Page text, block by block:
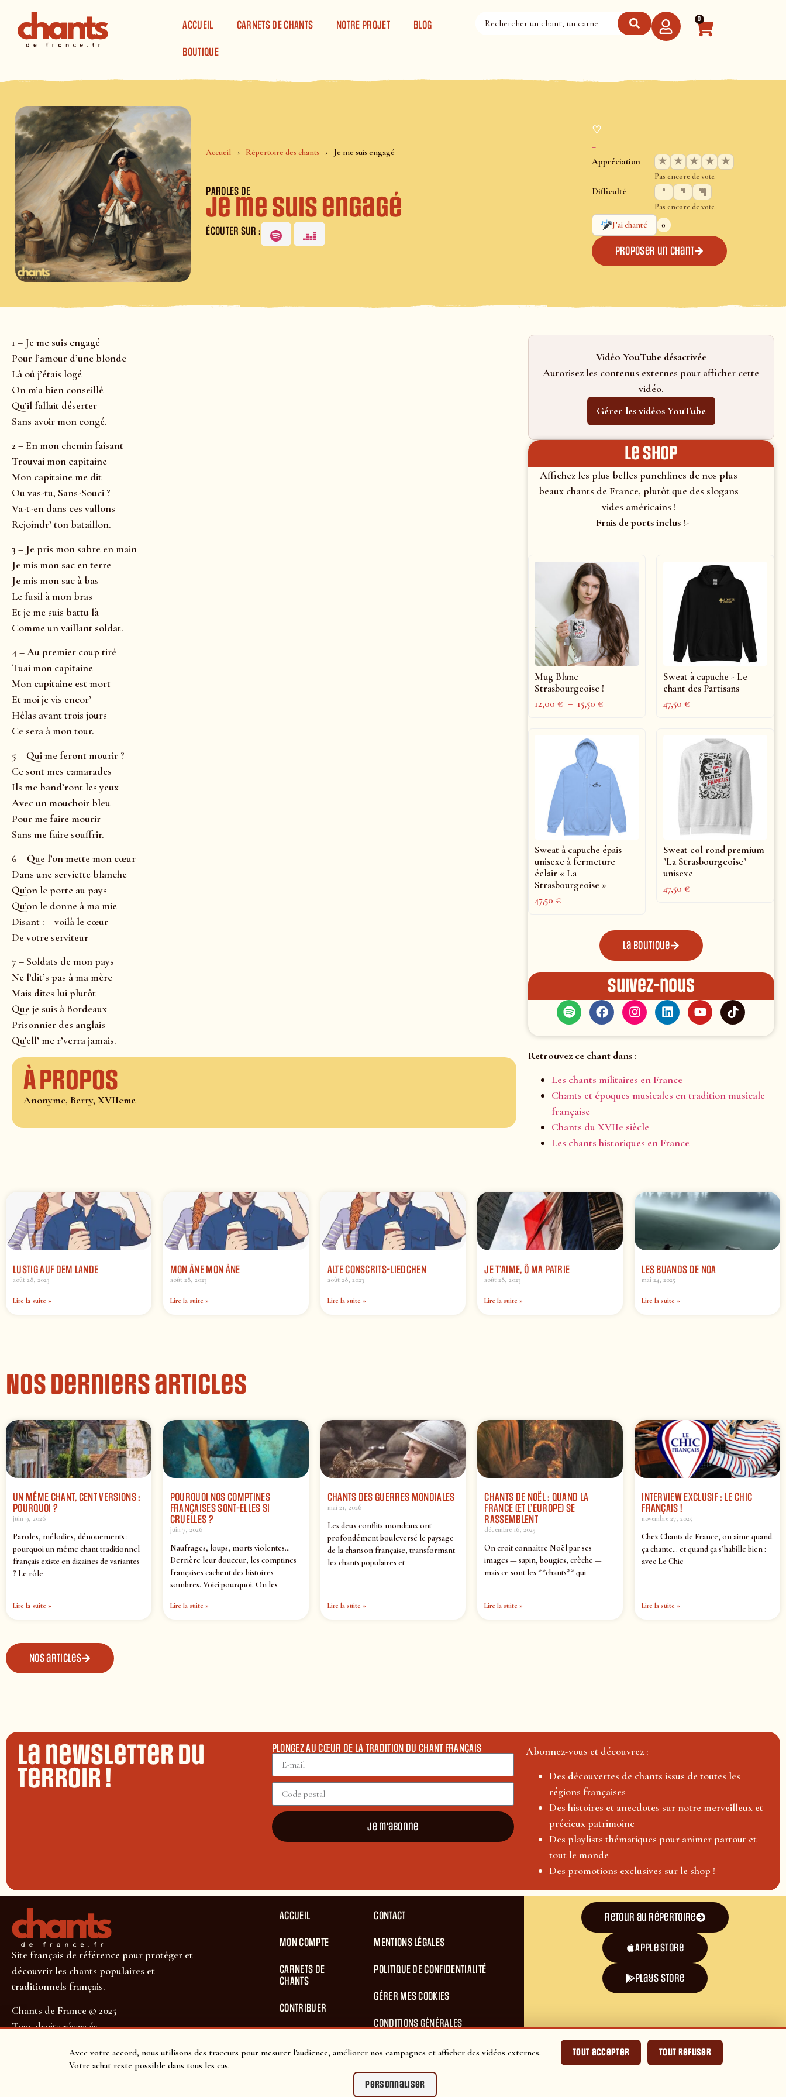
Avec votre accord, nous utilisons des traceurs pour mesurer l'audience, améliorer nos campagnes et afficher des vidéos externes.
Votre achat reste possible dans tous les cas.
Tout accepter Tout refuser
Personnaliser
ACCUEIL CARNETS DE CHANTS NOTRE PROJET BLOG
BOUTIQUE
0
Accueil Répertoire des chants Je me suis engagé
PAROLES DE
Je me suis engagé
ÉCOUTER SUR :
♡
+
Appréciation ★ ★ ★ ★ ★
Pas encore de vote
Difficulté
Pas encore de vote
J’ai chanté
0
Proposer un chant
1 – Je me suis engagé
Pour l’amour d’une blonde
Là où j’étais logé
On m’a bien conseillé
Qu’il fallait déserter
Sans avoir mon congé.
2 – En mon chemin faisant
Trouvai mon capitaine
Mon capitaine me dit
Ou vas-tu, Sans-Souci ?
Va-t-en dans ces vallons
Rejoindr’ ton bataillon.
3 – Je pris mon sabre en main
Je mis mon sac en terre
Je mis mon sac à bas
Le fusil à mon bras
Et je me suis battu là
Comme un vaillant soldat.
4 – Au premier coup tiré
Tuai mon capitaine
Mon capitaine est mort
Et moi je vis encor’
Hélas avant trois jours
Ce sera à mon tour.
5 – Qui me feront mourir ?
Ce sont mes camarades
Ils me band’ront les yeux
Avec un mouchoir bleu
Pour me faire mourir
Sans me faire souffrir.
6 – Que l’on mette mon cœur
Dans une serviette blanche
Qu’on le porte au pays
Qu’on le donne à ma mie
Disant : – voilà le cœur
De votre serviteur
7 – Soldats de mon pays
Ne l’dit’s pas à ma mère
Mais dites lui plutôt
Que je suis à Bordeaux
Prisonnier des anglais
Qu’ell’ me r’verra jamais.
À propos
Anonyme, Berry, XVIIeme
Vidéo YouTube désactivée
Autorisez les contenus externes pour afficher cette
vidéo.
Gérer les vidéos YouTube
le shop
Affichez les plus belles punchlines de nos plus
beaux chants de France, plutôt que des slogans
vides américains !
– Frais de ports inclus !-
Mug Blanc
Strasbourgeoise !
12,00€ – 15,50€
Sweat à capuche - Le
chant des Partisans
47,50€
Sweat à capuche épais
unisexe à fermeture
éclair « La
Strasbourgeoise »
47,50€
Sweat col rond premium
"La Strasbourgeoise"
unisexe
47,50€
La boutique
Suivez-nous
Retrouvez ce chant dans :
Les chants militaires en France
Chants et époques musicales en tradition musicale
française
Chants du XVIIe siècle
Les chants historiques en France
LUSTIG AUF DEM LANDE
août 28, 2023
Lire la suite »
MON ÂNE MON ÂNE
août 28, 2023
Lire la suite »
ALTE CONSCRITS-LIEDCHEN
août 28, 2023
Lire la suite »
JE T’AIME, Ô MA PATRIE
août 28, 2023
Lire la suite »
LES BUANDS DE NOA
mai 24, 2025
Lire la suite »
Nos derniers articles
UN MÊME CHANT, CENT VERSIONS :
POURQUOI ?
juin 9, 2026
Paroles, mélodies, dénouements :
pourquoi un même chant traditionnel
français existe en dizaines de variantes
? Le rôle
Lire la suite »
POURQUOI NOS COMPTINES
FRANÇAISES SONT-ELLES SI
CRUELLES ?
juin 7, 2026
Naufrages, loups, morts violentes…
Derrière leur douceur, les comptines
françaises cachent des histoires
sombres. Voici pourquoi. On les
Lire la suite »
CHANTS DES GUERRES MONDIALES
mai 21, 2026
Les deux conflits mondiaux ont
profondément bouleversé le paysage
de la chanson française, transformant
les chants populaires et
Lire la suite »
CHANTS DE NOËL : QUAND LA
FRANCE (ET L’EUROPE) SE
RASSEMBLENT
décembre 16, 2025
On croit connaître Noël par ses
images — sapin, bougies, crèche —
mais ce sont les **chants** qui
Lire la suite »
INTERVIEW EXCLUSIF : LE CHIC
FRANÇAIS !
novembre 27, 2025
Chez Chants de France, on aime quand
ça chante… et quand ça s’habille bien :
avec Le Chic
Lire la suite »
Nos articles
La newsletter du
terroir !
PLONGEZ AU CŒUR DE LA TRADITION DU CHANT FRANÇAIS
Je m'abonne
Abonnez-vous et découvrez :
Des découvertes de chants issus de toutes les
régions françaises
Des histoires et anecdotes sur notre merveilleux et
précieux patrimoine
Des playlists thématiques pour animer partout et
tout le monde
Des promotions exclusives sur le shop !
Site français de référence pour protéger et
découvrir les chants populaires et
traditionnels français.
Chants de France © 2025
Tous droits réservés
SUIVEZ-NOUS POUR NE RIEN MANQUER !
ACCUEIL
MON COMPTE
CARNETS DE
CHANTS
CONTRIBUER
CONTACT
MENTIONS LÉGALES
POLITIQUE DE CONFIDENTIALITÉ
GÉRER MES COOKIES
CONDITIONS GÉNÉRALES
CONDITIONS GÉNÉRALES DE VENTES
Retour au répertoire
Apple Store
plays store